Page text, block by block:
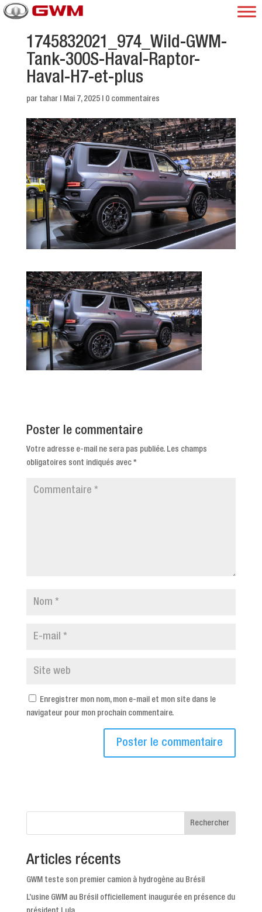
1745832021_974_Wild-GWM-
Tank-300S-Haval-Raptor-
Haval-H7-et-plus
par tahar| Mai 7, 2025| 0 commentaires
Poster le commentaire
Votre adresse e-mail ne sera pas publiée. Les champs
obligatoires sont indiqués avec *
Enregistrer mon nom, mon e-mail et mon site dans le
navigateur pour mon prochain commentaire.
Rechercher
Articles récents
GWM teste son premier camion à hydrogène au Brésil
L’usine GWM au Brésil officiellement inaugurée en présence du